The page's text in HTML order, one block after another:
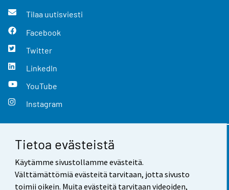
Tietoa evästeistä
Käytämme sivustollamme evästeitä.
Välttämättömiä evästeitä tarvitaan, jotta sivusto
toimii oikein. Muita evästeitä tarvitaan videoiden,
Tilaa uutisviesti
Facebook
Twitter
LinkedIn
YouTube
Instagram
Yhteystiedot
Palaute
Käyttöehdot